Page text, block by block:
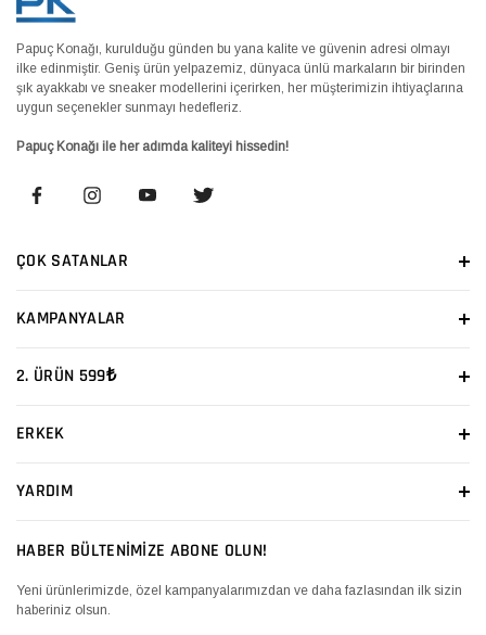
Papuç Konağı, kurulduğu günden bu yana kalite ve güvenin adresi olmayı
ilke edinmiştir. Geniş ürün yelpazemiz, dünyaca ünlü markaların bir birinden
şık ayakkabı ve sneaker modellerini içerirken, her müşterimizin ihtiyaçlarına
uygun seçenekler sunmayı hedefleriz.
Papuç Konağı ile her adımda kaliteyi hissedin!
ÇOK SATANLAR
KAMPANYALAR
2. ÜRÜN 599₺
ERKEK
YARDIM
HABER BÜLTENİMİZE ABONE OLUN!
Yeni ürünlerimizde, özel kampanyalarımızdan ve daha fazlasından ilk sizin
haberiniz olsun.